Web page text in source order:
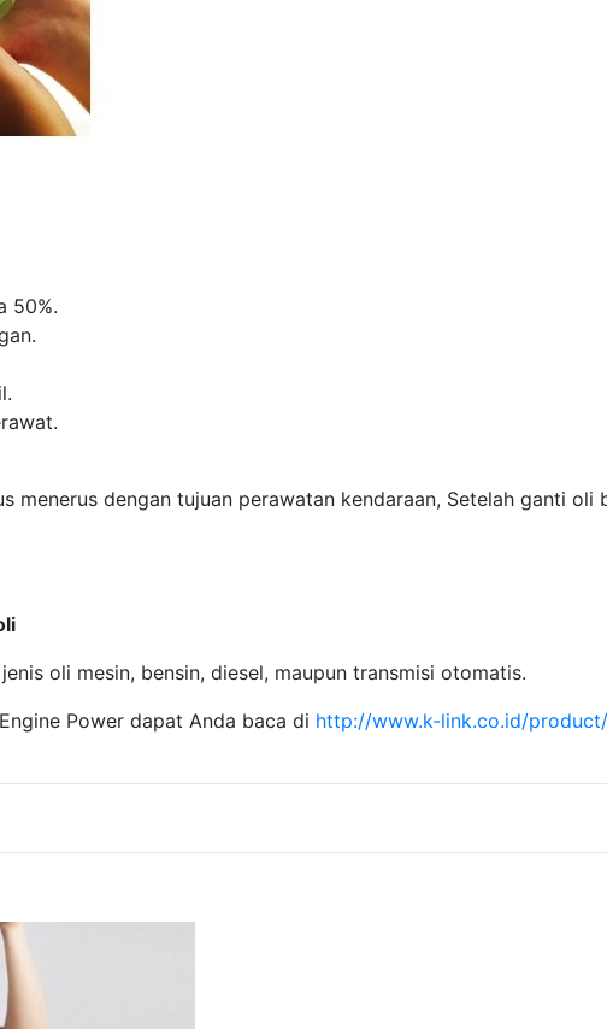
50%.
menerus dengan tujuan perawatan kendaraan, Setelah ganti oli
oli mesin, bensin, diesel, maupun transmisi otomatis.
Power dapat Anda baca di http://www.k-link.co.id/